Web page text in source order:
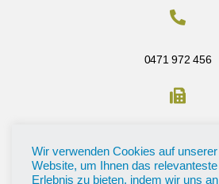
0471 972 456
Wir verwenden Cookies auf unserer
Website, um Ihnen das relevanteste
Erlebnis zu bieten, indem wir uns an